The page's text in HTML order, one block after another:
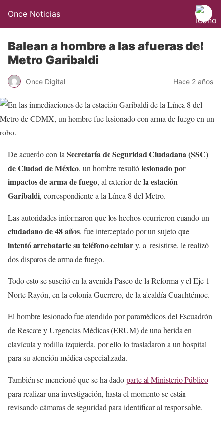
Once Noticias
Balean a hombre a las afueras del
Metro Garibaldi
Once Digital Hace 2 años
De acuerdo con la Secretaría de Seguridad Ciudadana (SSC)
de Ciudad de México, un hombre resultólesionado por
impactos de arma de fuego, al exterior dela estación
Garibaldi, correspondiente a la Línea 8 del Metro.
Las autoridades informaron que los hechos ocurrieron cuando un
ciudadano de 48 años, fue interceptado por un sujeto que
intentó arrebatarle su teléfono celulary, al resistirse, le realizó
dos disparos de arma de fuego.
Todo esto se suscitó en la avenida Paseo de la Reforma y el Eje 1
Norte Rayón, en la colonia Guerrero, de la alcaldía Cuauhtémoc.
El hombre lesionado fue atendido por paramédicos del Escuadrón
de Rescate y Urgencias Médicas (ERUM) de una herida en
clavícula y rodilla izquierda, por ello lo trasladaron a un hospital
para su atención médica especializada.
También se mencionó que se ha dadoparte al Ministerio Público
para realizar una investigación, hasta el momento se están
revisando cámaras de seguridad para identificar al responsable.